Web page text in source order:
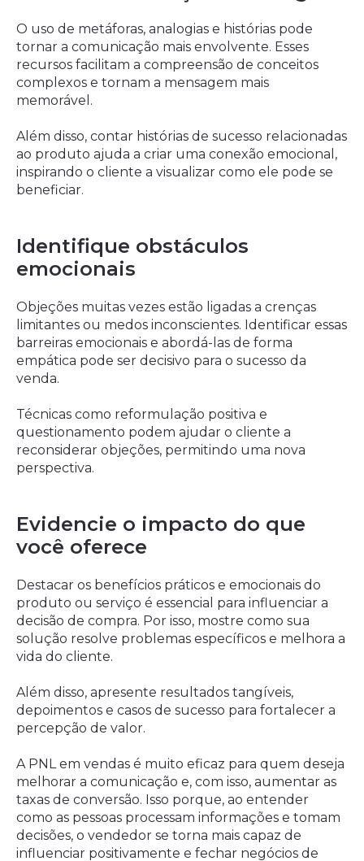
O uso de metáforas, analogias e histórias pode
tornar a comunicação mais envolvente. Esses
recursos facilitam a compreensão de conceitos
complexos e tornam a mensagem mais
memorável.
Além disso, contar histórias de sucesso relacionadas
ao produto ajuda a criar uma conexão emocional,
inspirando o cliente a visualizar como ele pode se
beneficiar.
Identifique obstáculos
emocionais
Objeções muitas vezes estão ligadas a crenças
limitantes ou medos inconscientes. Identificar essas
barreiras emocionais e abordá-las de forma
empática pode ser decisivo para o sucesso da
venda.
Técnicas como reformulação positiva e
questionamento podem ajudar o cliente a
reconsiderar objeções, permitindo uma nova
perspectiva.
Evidencie o impacto do que
você oferece
Destacar os benefícios práticos e emocionais do
produto ou serviço é essencial para influenciar a
decisão de compra. Por isso, mostre como sua
solução resolve problemas específicos e melhora a
vida do cliente.
Além disso, apresente resultados tangíveis,
depoimentos e casos de sucesso para fortalecer a
percepção de valor.
A PNL em vendas é muito eficaz para quem deseja
melhorar a comunicação e, com isso, aumentar as
taxas de conversão. Isso porque, ao entender
como as pessoas processam informações e tomam
decisões, o vendedor se torna mais capaz de
influenciar positivamente e fechar negócios de